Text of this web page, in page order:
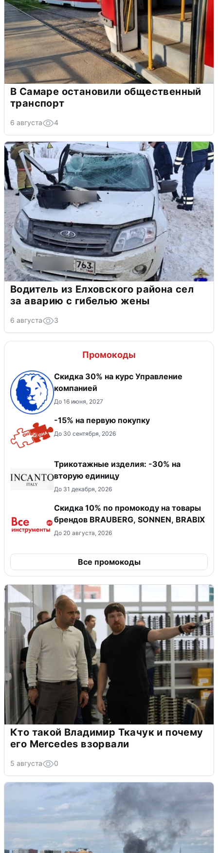
В Самаре остановили общественный
транспорт
6 августа 4
Водитель из Елховского района сел
за аварию с гибелью жены
6 августа 3
Промокоды
Скидка 30% на курс Управление
компанией
До 16 июня, 2027
-15% на первую покупку
До 30 сентября, 2026
Трикотажные изделия: -30% на
вторую единицу
До 31 декабря, 2026
Скидка 10% по промокоду на товары
брендов BRAUBERG, SONNEN, BRABIX
До 20 августа, 2026
Все промокоды
Кто такой Владимир Ткачук и почему
его Mercedes взорвали
5 августа 0